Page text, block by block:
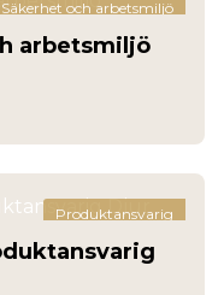
och arbetsmiljö
arbetsmiljö
Produktansvarig